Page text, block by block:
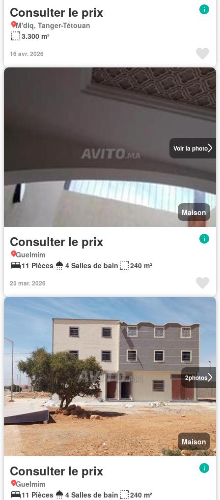
Consulter le prix
M'diq, Tanger-Tétouan
3.300 m²
16 avr. 2026
Voir la photo
Maison
Consulter le prix
Guelmim
11 Pièces
4 Salles de bain 240 m²
25 mar. 2026
2photos
Maison
Consulter le prix
Guelmim
11 Pièces
4 Salles de bain 240 m²